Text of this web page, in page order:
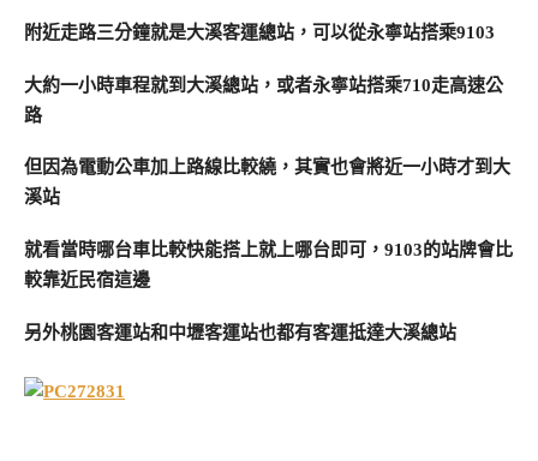
附近走路三分鐘就是大溪客運總站，可以從永寧站搭乘9103
大約一小時車程就到大溪總站，或者永寧站搭乘710走高速公
路
但因為電動公車加上路線比較繞，其實也會將近一小時才到大
溪站
就看當時哪台車比較快能搭上就上哪台即可，9103的站牌會比
較靠近民宿這邊
另外桃園客運站和中壢客運站也都有客運抵達大溪總站